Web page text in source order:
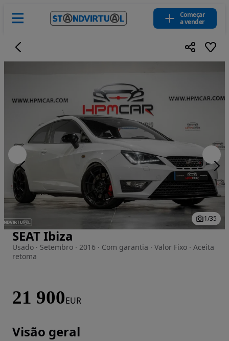
Começar
a vender
Imagem 1 de 35
1/35
SEAT Ibiza
Usado · Setembro · 2016 · Com garantia · Valor Fixo · Aceita
retoma
21 900EUR
Visão geral